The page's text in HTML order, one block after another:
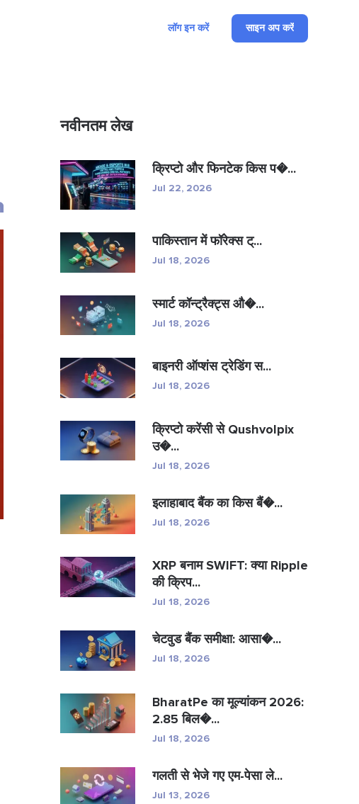
लॉग इन करें साइन अप करें
नवीनतम लेख
क्रिप्टो और फिनटेक किस प�...
Jul 22, 2026
पाकिस्तान में फॉरेक्स ट्...
Jul 18, 2026
स्मार्ट कॉन्ट्रैक्ट्स औ�...
Jul 18, 2026
बाइनरी ऑप्शंस ट्रेडिंग स...
Jul 18, 2026
क्रिप्टो करेंसी से Qushvolpix
उ�...
Jul 18, 2026
इलाहाबाद बैंक का किस बैं�...
Jul 18, 2026
XRP बनाम SWIFT: क्या Ripple
की क्रिप...
Jul 18, 2026
चेटवुड बैंक समीक्षा: आसा�...
Jul 18, 2026
BharatPe का मूल्यांकन 2026:
2.85 बिल�...
Jul 18, 2026
गलती से भेजे गए एम-पेसा ले...
Jul 13, 2026